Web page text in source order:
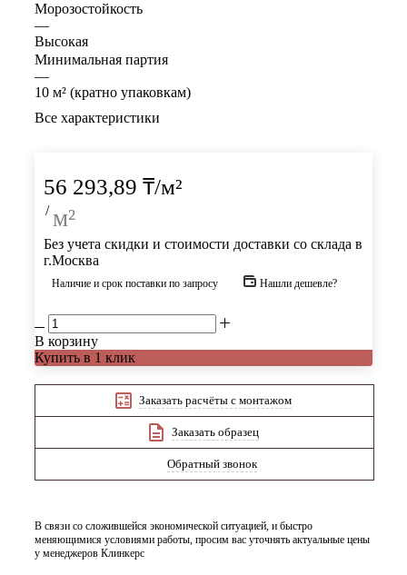
Морозостойкость
—
Высокая
Минимальная партия
—
10 м² (кратно упаковкам)
Все характеристики
56 293,89 ₸/м²
/ м²
Без учета скидки и стоимости доставки со склада в
г.Москва
Наличие и срок поставки по запросу Нашли дешевле?
В корзину
Купить в 1 клик
Заказать расчёты с монтажом
Заказать образец
Обратный звонок
В связи со сложившейся экономической ситуацией, и быстро
меняющимися условиями работы, просим вас уточнять актуальные цены
у менеджеров Клинкерс